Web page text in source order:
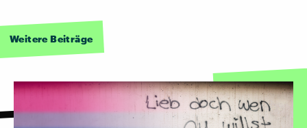
Weitere Beiträge